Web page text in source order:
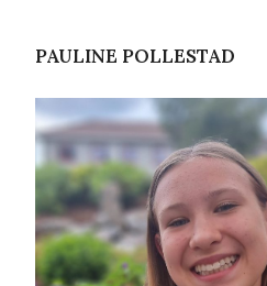
PAULINE POLLESTAD